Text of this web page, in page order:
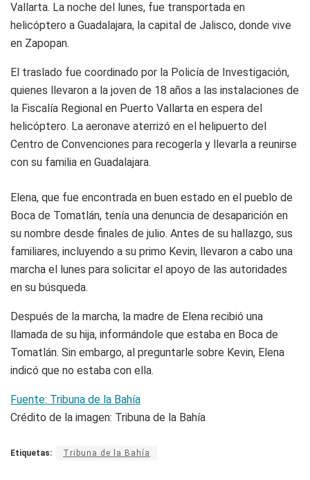
Vallarta. La noche del lunes, fue transportada en
helicóptero a Guadalajara, la capital de Jalisco, donde vive
en Zapopan.
El traslado fue coordinado por la Policía de Investigación,
quienes llevaron a la joven de 18 años a las instalaciones de
la Fiscalía Regional en Puerto Vallarta en espera del
helicóptero. La aeronave aterrizó en el helipuerto del
Centro de Convenciones para recogerla y llevarla a reunirse
con su familia en Guadalajara.
Elena, que fue encontrada en buen estado en el pueblo de
Boca de Tomatlán, tenía una denuncia de desaparición en
su nombre desde finales de julio. Antes de su hallazgo, sus
familiares, incluyendo a su primo Kevin, llevaron a cabo una
marcha el lunes para solicitar el apoyo de las autoridades
en su búsqueda.
Después de la marcha, la madre de Elena recibió una
llamada de su hija, informándole que estaba en Boca de
Tomatlán. Sin embargo, al preguntarle sobre Kevin, Elena
indicó que no estaba con ella.
Fuente: Tribuna de la Bahía
Crédito de la imagen: Tribuna de la Bahía
Etiquetas: Tribuna de la Bahía